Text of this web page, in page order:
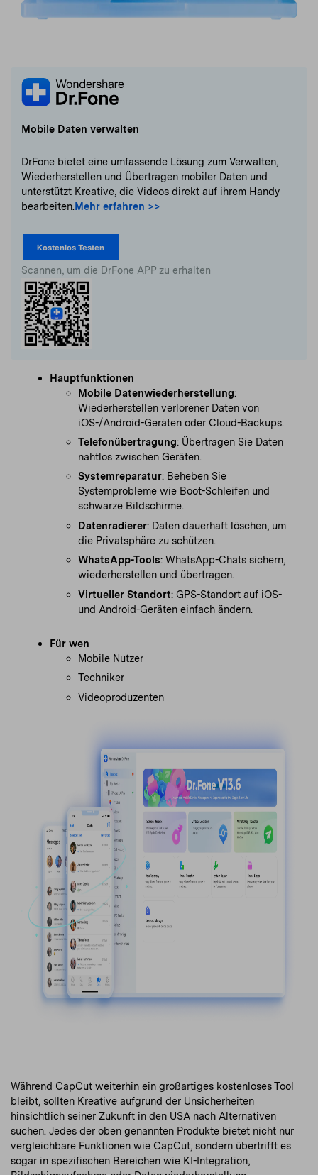
Mobile Daten verwalten
DrFone bietet eine umfassende Lösung zum Verwalten,
Wiederherstellen und Übertragen mobiler Daten und
unterstützt Kreative, die Videos direkt auf ihrem Handy
bearbeiten.Mehr erfahren >>
Kostenlos Testen
Scannen, um die DrFone APP zu erhalten
Hauptfunktionen
Mobile Datenwiederherstellung:
Wiederherstellen verlorener Daten von
iOS-/Android-Geräten oder Cloud-Backups.
Telefonübertragung: Übertragen Sie Daten
nahtlos zwischen Geräten.
Systemreparatur: Beheben Sie
Systemprobleme wie Boot-Schleifen und
schwarze Bildschirme.
Datenradierer: Daten dauerhaft löschen, um
die Privatsphäre zu schützen.
WhatsApp-Tools: WhatsApp-Chats sichern,
wiederherstellen und übertragen.
Virtueller Standort: GPS-Standort auf iOS-
und Android-Geräten einfach ändern.
Für wen
Mobile Nutzer
Techniker
Videoproduzenten
Während CapCut weiterhin ein großartiges kostenloses Tool
bleibt, sollten Kreative aufgrund der Unsicherheiten
hinsichtlich seiner Zukunft in den USA nach Alternativen
suchen. Jedes der oben genannten Produkte bietet nicht nur
vergleichbare Funktionen wie CapCut, sondern übertrifft es
sogar in spezifischen Bereichen wie KI-Integration,